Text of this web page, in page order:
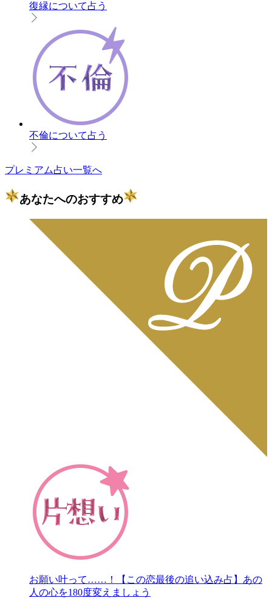
復縁について占う
不倫について占う
プレミアム占い一覧へ
あなたへのおすすめ
お願い叶って……！【この恋最後の追い込み占】あの
人の心を180度変えましょう